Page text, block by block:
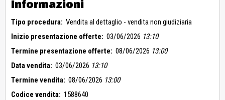
Informazioni
Tipo procedura: Vendita al dettaglio - vendita non giudiziaria
Inizio presentazione offerte: 03/06/2026 13:10
Termine presentazione offerte: 08/06/2026 13:00
Data vendita: 03/06/2026 13:10
Termine vendita: 08/06/2026 13:00
Codice vendita: 1588640